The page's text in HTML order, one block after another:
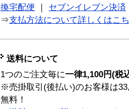
換宅配便
セブンイレブン決済
⇒支払方法について詳しくはこ
送料について
1つのご注文毎に一律1,100円(税
※売掛取引(後払い)のお客様は
無料！